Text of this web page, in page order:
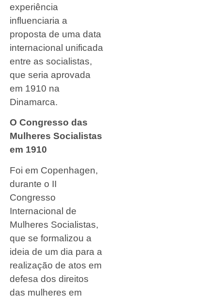
experiência
influenciaria a
proposta de uma data
internacional unificada
entre as socialistas,
que seria aprovada
em 1910 na
Dinamarca.
O Congresso das
Mulheres Socialistas
em 1910
Foi em Copenhagen,
durante o II
Congresso
Internacional de
Mulheres Socialistas,
que se formalizou a
ideia de um dia para a
realização de atos em
defesa dos direitos
das mulheres em